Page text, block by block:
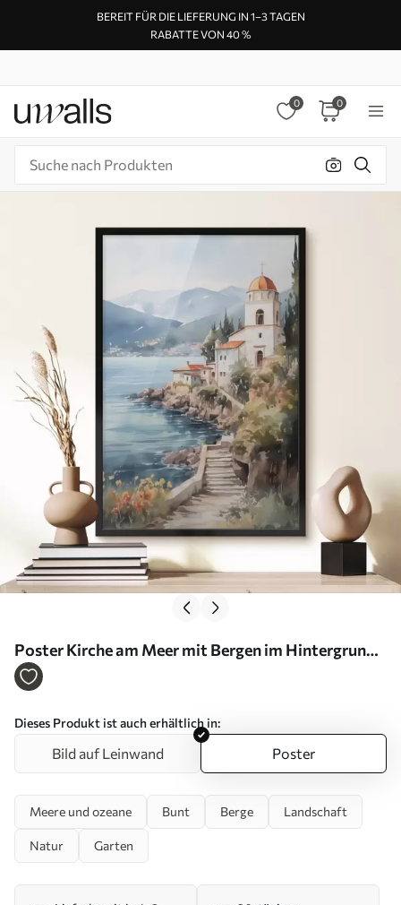
BEREIT FÜR DIE LIEFERUNG IN 1–3 TAGEN
RABATTE VON 40 %
0 0
Poster Kirche am Meer mit Bergen im Hintergrund
Nr f42962
Dieses Produkt ist auch erhältlich in:
Bild auf Leinwand Poster
Meere und ozeane Bunt Berge Landschaft
Natur Garten